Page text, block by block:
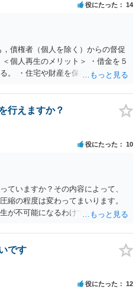
役にたった 14
債権者（個人を除く）からの督促
個人再生のメリット＞ ・借金を５
。 ・住宅や財産を保持できる（た
＜自己破産のメリット＞ ・税金等
必要がなくなる。 【②の回答】 ・個
故情報（いわゆるブラックリス
～１０年ほどは新たに借金をする
舗を借りる際，保証会社の審査も
契約する必要がある場合がありま
必要はありません。 ・個人再生・
っている以上，事業継続は難しい
終了後，新たに事業を行うことは
，裁判所で手続きを進める際に官
者に知られる可能性はゼロではあ
すが，そのようなことはありませ
。 ・所有している財産の価値が大
る。 ＜自己破産のデメリット＞ ・
行えますか？
役にたった 10
ていますか？その内容によって、
縮の程度は変わってまいります。
が不可能になるわけではありませ
思います。
です
役にたった 12